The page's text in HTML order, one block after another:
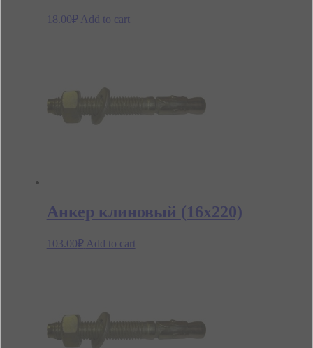
18.00₽ Add to cart
Анкер клиновый (16х220)
103.00₽ Add to cart